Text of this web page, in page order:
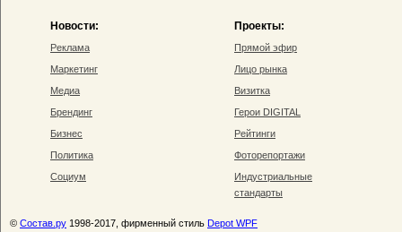
Новости:
Реклама
Маркетинг
Медиа
Брендинг
Бизнес
Политика
Социум
Проекты:
Прямой эфир
Лицо рынка
Визитка
Герои DIGITAL
Рейтинги
Фоторепортажи
Индустриальные
стандарты
© Состав.ру 1998-2017, фирменный стиль Depot WPF